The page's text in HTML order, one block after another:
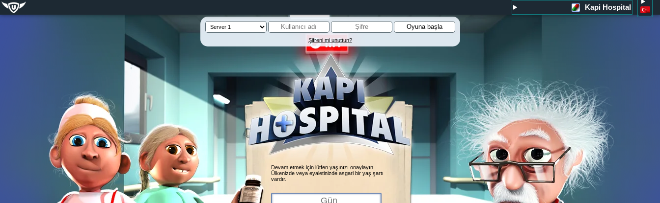
Kapi Hospital
Şifreni mi unuttun?
Devam etmek için lütfen yaşınızı onaylayın.
Ülkenizde veya eyaletinizde asgari bir yaş şartı
vardır.